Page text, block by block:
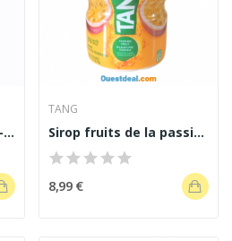
Sirop de Cerise Mr. TP - 500 ml
TANG
Sirop fruits de la passion TANG 510g
8,99 €